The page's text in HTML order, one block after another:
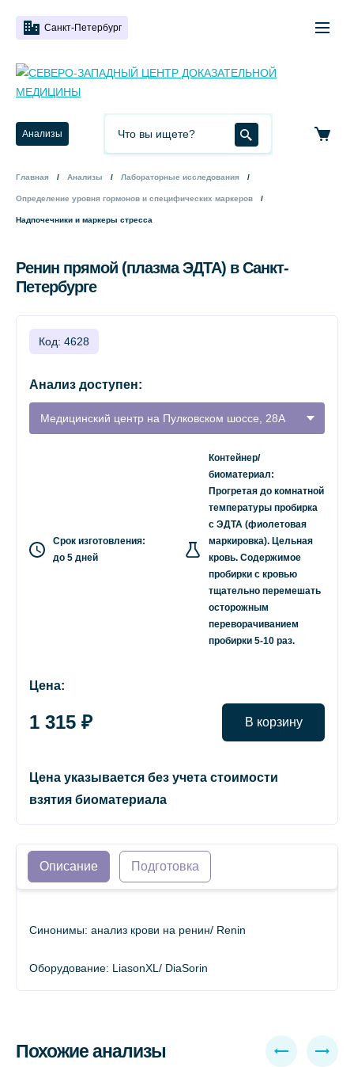
Санкт-Петербург
Анализы
Главная Анализы Лабораторные исследования
Определение уровня гормонов и специфических маркеров
Надпочечники и маркеры стресса
Ренин прямой (плазма ЭДТА) в Санкт-
Петербурге
Код: 4628
Анализ доступен:
Медицинский центр на Пулковском шоссе, 28А
Срок изготовления:
до 5 дней
Контейнер/
биоматериал:
Прогретая до комнатной
температуры пробирка
с ЭДТА (фиолетовая
маркировка). Цельная
кровь. Содержимое
пробирки с кровью
тщательно перемешать
осторожным
переворачиванием
пробирки 5-10 раз.
Цена:
1 315 ₽ В корзину
Цена указывается без учета стоимости
взятия биоматериала
Описание Подготовка
Синонимы: анализ крови на ренин/ Renin
Оборудование: LiasonXL/ DiaSorin
Похожие анализы